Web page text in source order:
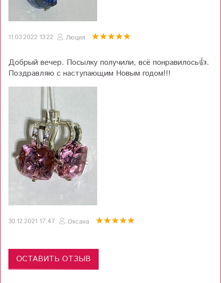
11.03.2022 13:22 Люция
Добрый вечер. Посылку получили, всё понравилось👍.
Поздравляю с наступающим Новым годом!!!
30.12.2021 17:47 Оксана
ОСТАВИТЬ ОТЗЫВ